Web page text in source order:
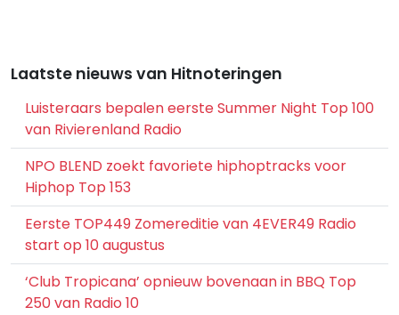
Laatste nieuws van Hitnoteringen
Luisteraars bepalen eerste Summer Night Top 100
van Rivierenland Radio
NPO BLEND zoekt favoriete hiphoptracks voor
Hiphop Top 153
Eerste TOP449 Zomereditie van 4EVER49 Radio
start op 10 augustus
‘Club Tropicana’ opnieuw bovenaan in BBQ Top
250 van Radio 10